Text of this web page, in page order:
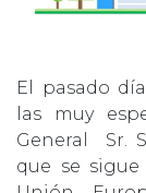
El pasado
las muy
General Sr.
que se